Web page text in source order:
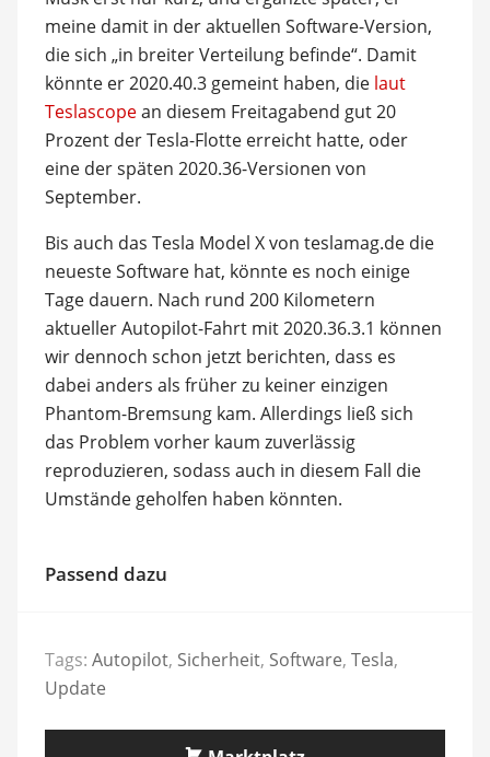
meine damit in der aktuellen Software-Version,
die sich „in breiter Verteilung befinde“. Damit
könnte er 2020.40.3 gemeint haben, die laut
Teslascopean diesem Freitagabend gut 20
Prozent der Tesla-Flotte erreicht hatte, oder
eine der späten 2020.36-Versionen von
September.
Bis auch das Tesla Model X von teslamag.de die
neueste Software hat, könnte es noch einige
Tage dauern. Nach rund 200 Kilometern
aktueller Autopilot-Fahrt mit 2020.36.3.1 können
wir dennoch schon jetzt berichten, dass es
dabei anders als früher zu keiner einzigen
Phantom-Bremsung kam. Allerdings ließ sich
das Problem vorher kaum zuverlässig
reproduzieren, sodass auch in diesem Fall die
Umstände geholfen haben könnten.
Passend dazu
Tags: Autopilot, Sicherheit, Software, Tesla,
Update